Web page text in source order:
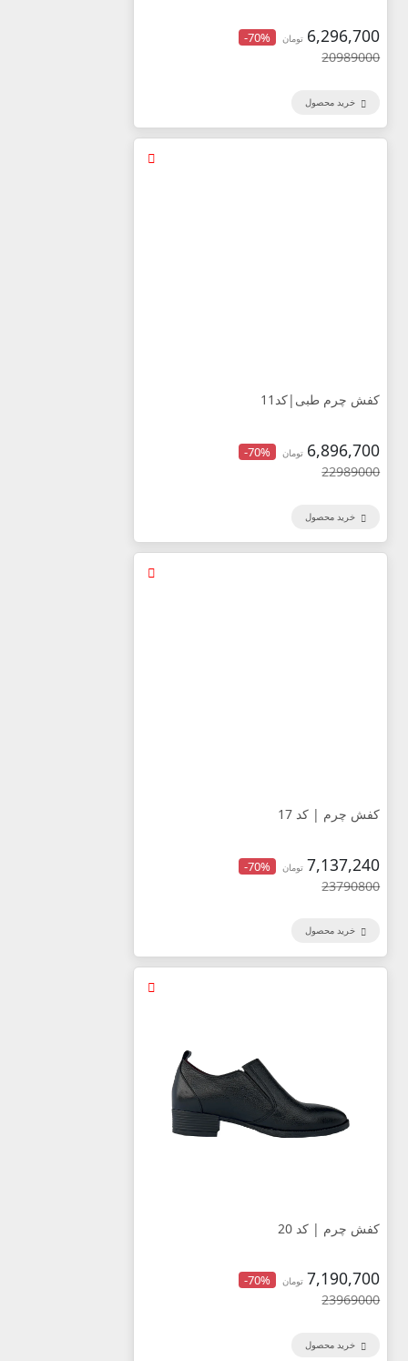
6,296,700 تومان -70%
20989000
خرید محصول
کفش چرم طبی|کد11
6,896,700 تومان -70%
22989000
خرید محصول
کفش چرم | کد 17
7,137,240 تومان -70%
23790800
خرید محصول
کفش چرم | کد 20
7,190,700 تومان -70%
23969000
خرید محصول